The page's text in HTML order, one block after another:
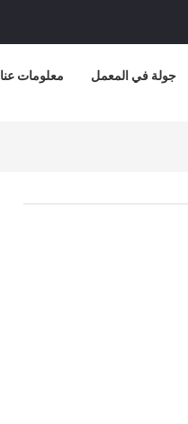
معلومات عنا جولة في المعمل